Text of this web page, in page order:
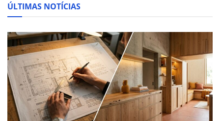
ÚLTIMAS NOTÍCIAS